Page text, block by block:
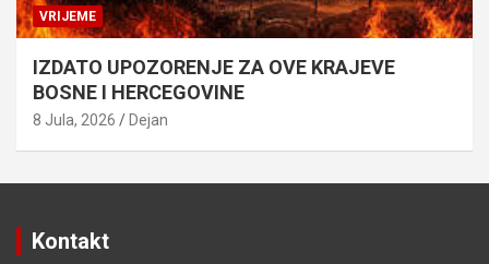
VRIJEME
IZDATO UPOZORENJE ZA OVE KRAJEVE
BOSNE I HERCEGOVINE
8 Jula, 2026 Dejan
Kontakt